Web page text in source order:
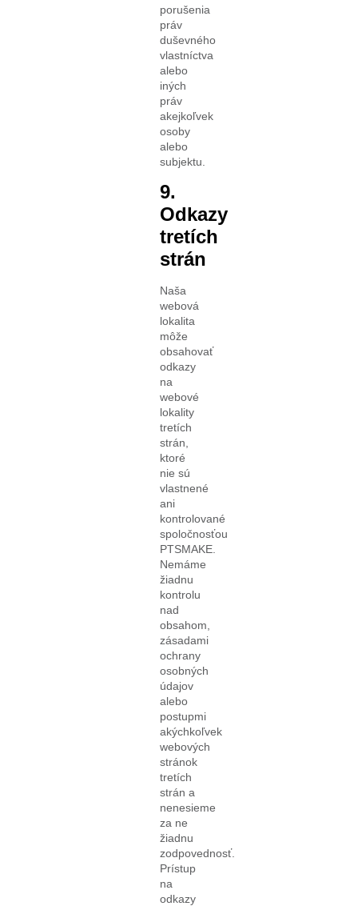
porušenia
práv
duševného
vlastníctva
alebo
iných
práv
akejkoľvek
osoby
alebo
subjektu.
9.
Odkazy
tretích
strán
Naša
webová
lokalita
môže
obsahovať
odkazy
na
webové
lokality
tretích
strán,
ktoré
nie sú
vlastnené
ani
kontrolované
spoločnosťou
PTSMAKE.
Nemáme
žiadnu
kontrolu
nad
obsahom,
zásadami
ochrany
osobných
údajov
alebo
postupmi
akýchkoľvek
webových
stránok
tretích
strán a
nenesieme
za ne
žiadnu
zodpovednosť.
Prístup
na
odkazy